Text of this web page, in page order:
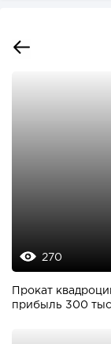
270
Прокат
прибыль 300